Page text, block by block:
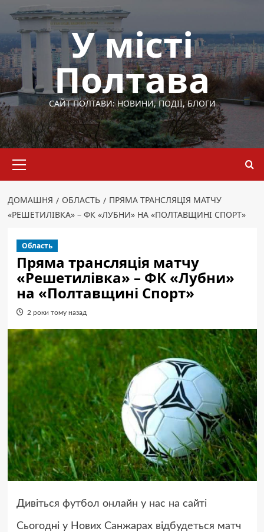
Перейти
вмісту
У місті
Полтава
САЙТ ПОЛТАВИ: НОВИНИ, ПОДІЇ, БЛОГИ
меню
ДОМАШНЯ ОБЛАСТЬ
ПРЯМА ТРАНСЛЯЦІЯ МАТЧУ
«РЕШЕТИЛІВКА» – ФК «ЛУБНИ» НА «ПОЛТАВЩИНІ СПОРТ»
Область
Пряма трансляція матчу
«Решетилівка» – ФК «Лубни»
на «Полтавщині Спорт»
2 роки тому назад
Дивіться футбол онлайн у нас на сайті
Сьогодні у Нових Санжарах відбудеться матч